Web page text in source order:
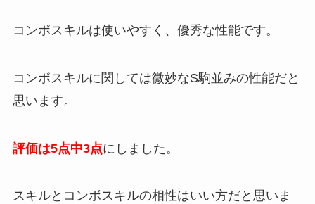
コンボスキルは使いやすく、優秀な性能です。
コンボスキルに関しては微妙なS駒並みの性能だと
思います。
評価は5点中3点にしました。
スキルとコンボスキルの相性はいい方だと思いま